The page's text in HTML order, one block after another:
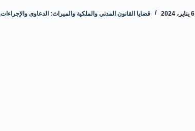
6 يناير، 2024 قضايا القانون المدني والملكية والميراث: الدعاوى والإجراءات